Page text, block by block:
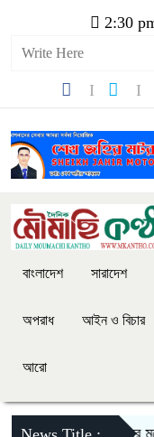
2:30
বাংলাদেশ সারাদেশ
অপরাধ আইন ও বিচার
আরো